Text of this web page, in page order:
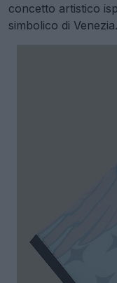
concetto artistico
simbolico di Venezia.